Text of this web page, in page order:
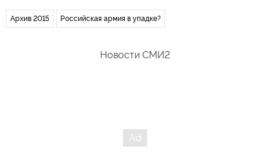
Архив 2015 Российская армия в упадке?
Новости СМИ2